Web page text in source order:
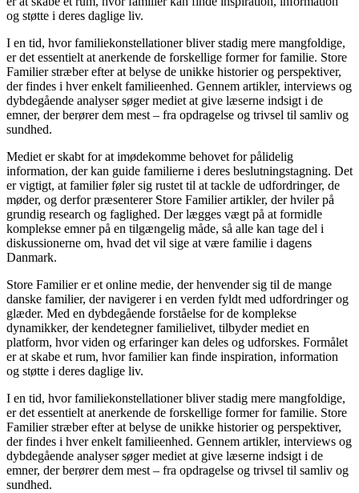
og støtte i deres daglige liv.
I en tid, hvor familiekonstellationer bliver stadig mere mangfoldige,
er det essentielt at anerkende de forskellige former for familie. Store
Familier stræber efter at belyse de unikke historier og perspektiver,
der findes i hver enkelt familieenhed. Gennem artikler, interviews og
dybdegående analyser søger mediet at give læserne indsigt i de
emner, der berører dem mest – fra opdragelse og trivsel til samliv og
sundhed.
Mediet er skabt for at imødekomme behovet for pålidelig
information, der kan guide familierne i deres beslutningstagning. Det
er vigtigt, at familier føler sig rustet til at tackle de udfordringer, de
møder, og derfor præsenterer Store Familier artikler, der hviler på
grundig research og faglighed. Der lægges vægt på at formidle
komplekse emner på en tilgængelig måde, så alle kan tage del i
diskussionerne om, hvad det vil sige at være familie i dagens
Danmark.
Store Familier er et online medie, der henvender sig til de mange
danske familier, der navigerer i en verden fyldt med udfordringer og
glæder. Med en dybdegående forståelse for de komplekse
dynamikker, der kendetegner familielivet, tilbyder mediet en
platform, hvor viden og erfaringer kan deles og udforskes. Formålet
er at skabe et rum, hvor familier kan finde inspiration, information
og støtte i deres daglige liv.
I en tid, hvor familiekonstellationer bliver stadig mere mangfoldige,
er det essentielt at anerkende de forskellige former for familie. Store
Familier stræber efter at belyse de unikke historier og perspektiver,
der findes i hver enkelt familieenhed. Gennem artikler, interviews og
dybdegående analyser søger mediet at give læserne indsigt i de
emner, der berører dem mest – fra opdragelse og trivsel til samliv og
sundhed.